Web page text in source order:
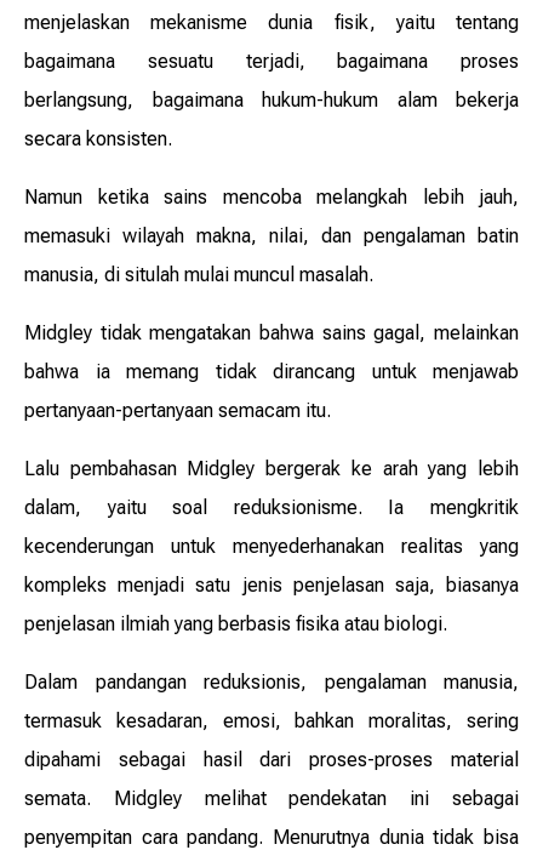
menjelaskan mekanisme dunia fisik, yaitu tentang
bagaimana sesuatu terjadi, bagaimana proses
berlangsung, bagaimana hukum-hukum alam bekerja
secara konsisten.
Namun ketika sains mencoba melangkah lebih jauh,
memasuki wilayah makna, nilai, dan pengalaman batin
manusia, di situlah mulai muncul masalah.
Midgley tidak mengatakan bahwa sains gagal, melainkan
bahwa ia memang tidak dirancang untuk menjawab
pertanyaan-pertanyaan semacam itu.
Lalu pembahasan Midgley bergerak ke arah yang lebih
dalam, yaitu soal reduksionisme. Ia mengkritik
kecenderungan untuk menyederhanakan realitas yang
kompleks menjadi satu jenis penjelasan saja, biasanya
penjelasan ilmiah yang berbasis fisika atau biologi.
Dalam pandangan reduksionis, pengalaman manusia,
termasuk kesadaran, emosi, bahkan moralitas, sering
dipahami sebagai hasil dari proses-proses material
semata. Midgley melihat pendekatan ini sebagai
penyempitan cara pandang. Menurutnya dunia tidak bisa